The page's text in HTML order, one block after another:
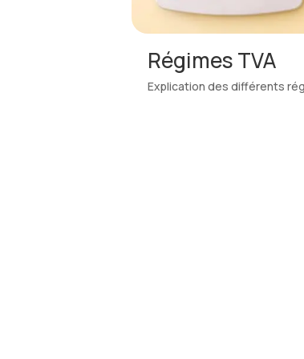
Les cotisations
Explications détaillées du